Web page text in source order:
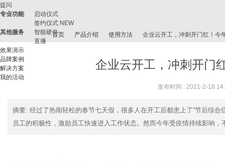
提问
专业功能
启动仪式
签约仪式 NEW
其他服务
智能硬件
直播
效果演示
品牌案例
解决方案
我的活动
首页 产品介绍 使用方法 企业云开工，冲刺开门红！今
企业云开工，冲刺开门
发布时间 : 2021-2-18
摘要: 经过了热闹轻松的春节七天假，很多人在开工后都患上了“节后综
员工的积极性，激励员工快速进入工作状态。然而今年受疫情持续影响，